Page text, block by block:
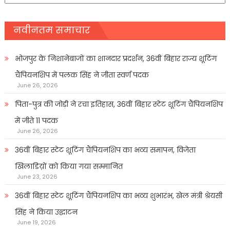
नवीनतम समाचार
भोजपुर के निशानेबाजों का शानदार प्रदर्शन, 36वीं बिहार राज्य शूटिंग
चैंपियनशिप में पलक सिंह ने जीता स्वर्ण पदक
June 26, 2026
पिता-पुत्र की जोड़ी ने रचा इतिहास, 36वीं बिहार स्टेट शूटिंग चैंपियनशिप
में जीते 11 पदक
June 26, 2026
36वीं बिहार स्टेट शूटिंग चैंपियनशिप का भव्य समापन, विजेता
खिलाडिय़ों को किया गया सम्मानित
June 23, 2026
36वीं बिहार स्टेट शूटिंग चैंपियनशिप का भव्य शुभारंभ, खेल मंत्री श्रेयसी
सिंह ने किया उद्घाटन
June 19, 2026